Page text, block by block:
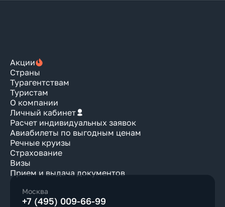
Акции
Страны
Турагентствам
Туристам
О компании
Личный кабинет
Расчет индивидуальных заявок
Авиабилеты по выгодным ценам
Речные круизы
Страхование
Визы
Прием и выдача документов
Москва
+7 (495) 009-66-99